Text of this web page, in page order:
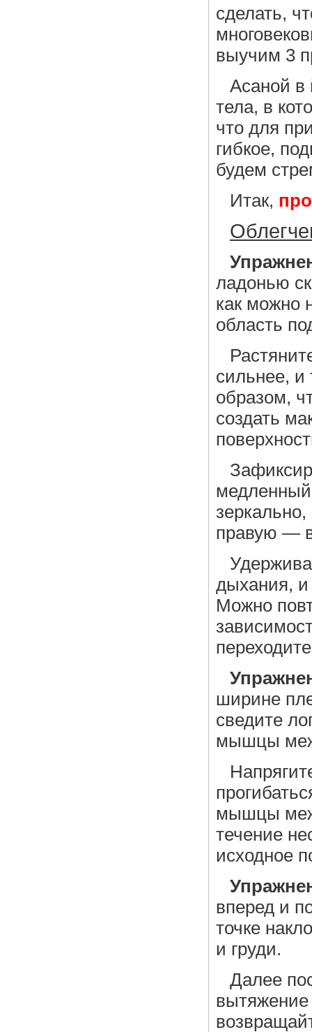
сделать,
выучим 3
Асаной в
тела, в
что для
гибкое,
будем
Итак,
ладонью
как можно
область
сильнее, и
образом,
создать
зеркально,
правую —
дыхания, и
Можно
ширине
сведите
мышцы
мышцы
течение
исходное
вперед и
точке
и груди.
Далее
вытяжение